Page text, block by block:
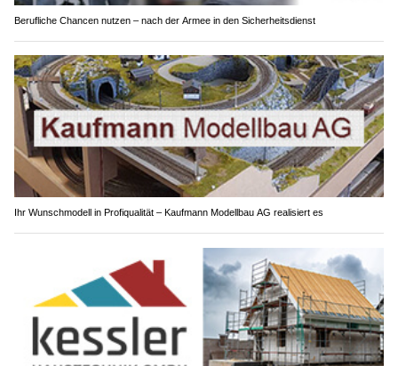
Berufliche Chancen nutzen – nach der Armee in den Sicherheitsdienst
Ihr Wunschmodell in Profiqualität – Kaufmann Modellbau AG realisiert es